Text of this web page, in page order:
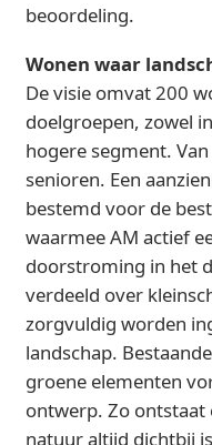
beoordeling.
Wonen waar
De visie omvat 200
doelgroepen, zowel
hogere segment.
senioren. Een
bestemd voor de
waarmee AM actief
doorstroming in het
verdeeld over
zorgvuldig worden
landschap.
groene elementen
ontwerp. Zo
natuur altijd dichtbij